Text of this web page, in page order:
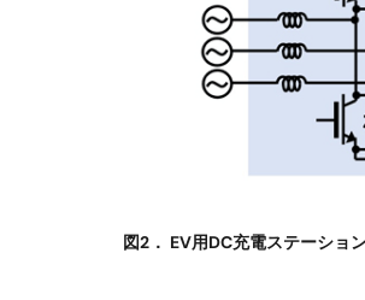
図2． EV用DC充電ステーショ